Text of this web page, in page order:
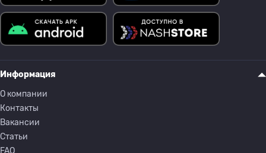
Информация
О компании
Контакты
Вакансии
Статьи
FAQ